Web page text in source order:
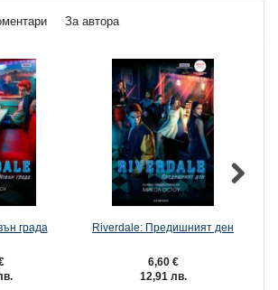
За автора
града Riverdale: Предишният ден
6,60 €
12,91 лв.